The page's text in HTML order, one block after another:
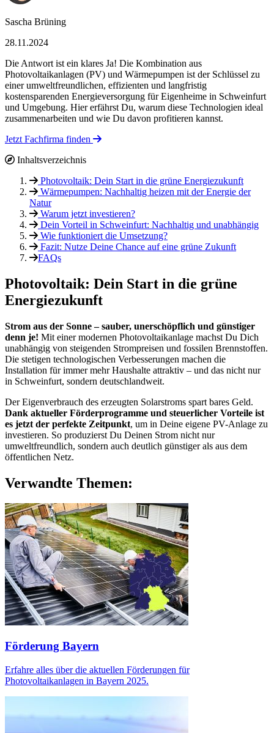
Sascha Brüning
28.11.2024
Die Antwort ist ein klares Ja! Die Kombination aus
Photovoltaikanlagen (PV) und Wärmepumpen ist der Schlüssel zu
einer umweltfreundlichen, effizienten und langfristig
kostensparenden Energieversorgung für Eigenheime in Schweinfurt
und Umgebung. Hier erfährst Du, warum diese Technologien ideal
zusammenarbeiten und wie Du davon profitieren kannst.
Jetzt Fachfirma finden
Inhaltsverzeichnis
Photovoltaik: Dein Start in die grüne Energiezukunft
Wärmepumpen: Nachhaltig heizen mit der Energie der
Natur
Warum jetzt investieren?
Dein Vorteil in Schweinfurt: Nachhaltig und unabhängig
Wie funktioniert die Umsetzung?
Fazit: Nutze Deine Chance auf eine grüne Zukunft
FAQs
Photovoltaik: Dein Start in die grüne
Energiezukunft
Strom aus der Sonne – sauber, unerschöpflich und günstiger
denn je! Mit einer modernen Photovoltaikanlage machst Du Dich
unabhängig von steigenden Strompreisen und fossilen Brennstoffen.
Die stetigen technologischen Verbesserungen machen die
Installation für immer mehr Haushalte attraktiv – und das nicht nur
in Schweinfurt, sondern deutschlandweit.
Der Eigenverbrauch des erzeugten Solarstroms spart bares Geld.
Dank aktueller Förderprogramme und steuerlicher Vorteile ist
es jetzt der perfekte Zeitpunkt, um in Deine eigene PV-Anlage zu
investieren. So produzierst Du Deinen Strom nicht nur
umweltfreundlich, sondern auch deutlich günstiger als aus dem
öffentlichen Netz.
Verwandte Themen:
Förderung Bayern
Erfahre alles über die aktuellen Förderungen für
Photovoltaikanlagen in Bayern 2025.